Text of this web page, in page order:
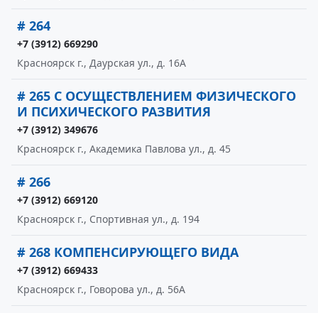
# 264
+7 (3912) 669290
Красноярск г., Даурская ул., д. 16А
# 265 С ОСУЩЕСТВЛЕНИЕМ ФИЗИЧЕСКОГО
И ПСИХИЧЕСКОГО РАЗВИТИЯ
+7 (3912) 349676
Красноярск г., Академика Павлова ул., д. 45
# 266
+7 (3912) 669120
Красноярск г., Спортивная ул., д. 194
# 268 КОМПЕНСИРУЮЩЕГО ВИДА
+7 (3912) 669433
Красноярск г., Говорова ул., д. 56А